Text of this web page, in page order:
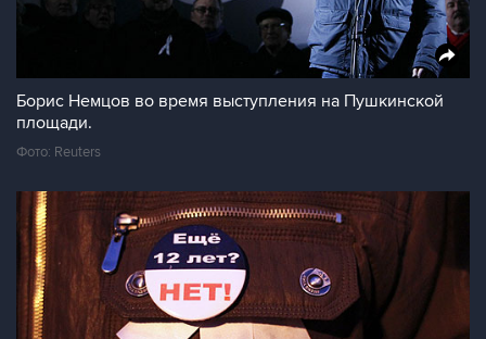
Борис Немцов во время выступления на Пушкинской
площади.
Фото: Reuters